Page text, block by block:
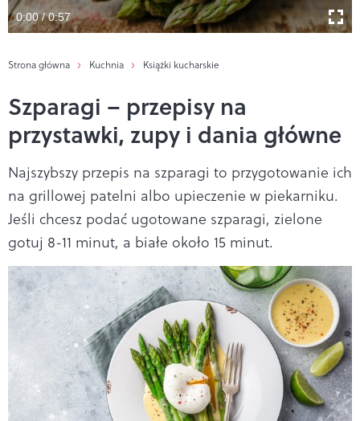
0:00 / 0:57
Strona główna Kuchnia Książki kucharskie
Szparagi – przepisy na
przystawki, zupy i dania główne
Najszybszy przepis na szparagi to przygotowanie ich
na grillowej patelni albo upieczenie w piekarniku.
Jeśli chcesz podać ugotowane szparagi, zielone
gotuj 8-11 minut, a białe około 15 minut.